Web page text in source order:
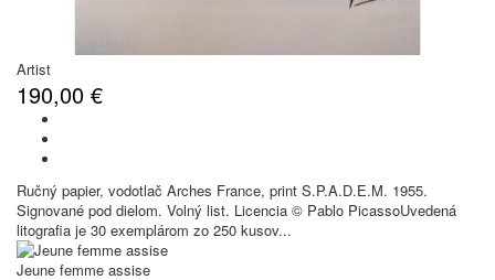
Artist
190,00 €
Ručný papier, vodotlač Arches France, print S.P.A.D.E.M. 1955.
Signované pod dielom. Volný list. Licencia © Pablo PicassoUvedená
litografia je 30 exemplárom zo 250 kusov...
Jeune femme assise